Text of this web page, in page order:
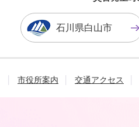
す
る
石川県白山市
市役所案内 交通アクセス